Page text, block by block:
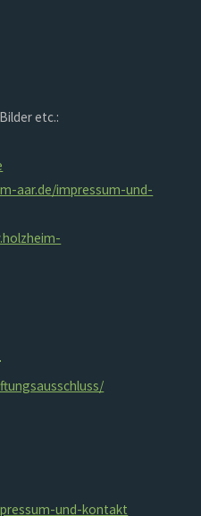
etc.:
aar.de/impressum-und-
und-kontakt